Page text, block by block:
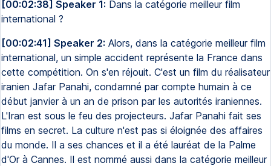
[00:02:38] Speaker 1: Dans la catégorie meilleur film
international ?
[00:02:41] Speaker 2: Alors, dans la catégorie meilleur film
international, un simple accident représente la France dans
cette compétition. On s'en réjouit. C'est un film du réalisateur
iranien Jafar Panahi, condamné par compte humain à ce
début janvier à un an de prison par les autorités iraniennes.
L'Iran est sous le feu des projecteurs. Jafar Panahi fait ses
films en secret. La culture n'est pas si éloignée des affaires
du monde. Il a ses chances et il a été lauréat de la Palme
d'Or à Cannes. Il est nommé aussi dans la catégorie meilleur